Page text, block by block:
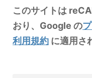
このサイトは
おり、Google の
利用規約 に適用さ